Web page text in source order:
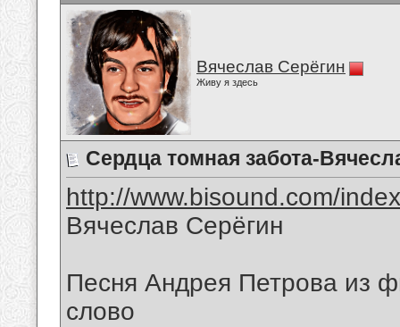
Вячеслав Серёгин
Живу я здесь
Сердца томная забота-
http://www.bisound.com/
Вячеслав Серёгин
Песня Андрея Петрова из
слово